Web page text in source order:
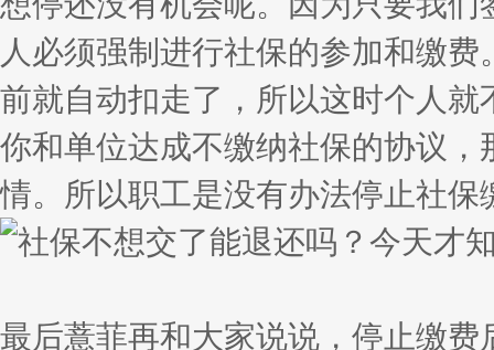
人必须强制进行社保的参加和缴
前就自动扣走了，所以这时个人
你和单位达成不缴纳社保的协议
情。所以职工是没有办法停止社保
最后薏菲再和大家说说，停止缴